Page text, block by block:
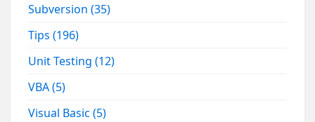
Subversion(35)
Tips(196)
Unit Testing(12)
VBA(5)
Visual Basic(5)